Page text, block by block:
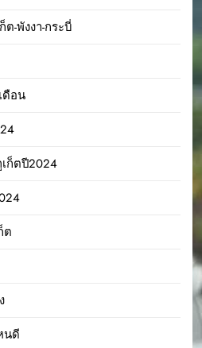
ต-พังงา-กระบี่
ดือน
ก็ตปี2024
ต
นดี